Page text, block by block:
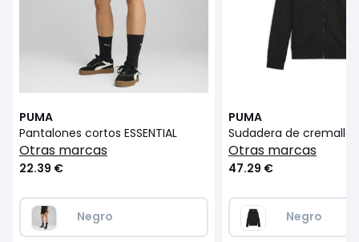
PUMA
Pantalones cortos ESSENTIAL
otras marcas
22.39 €
Negro
PUMA
otras marcas
47.29 €
Negro